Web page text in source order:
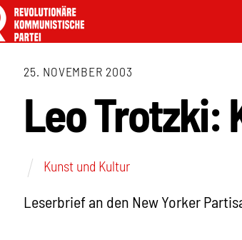
25. NOVEMBER 2003
Leo Trotzki:
Kunst und Kultur
Leserbrief an den New Yorker